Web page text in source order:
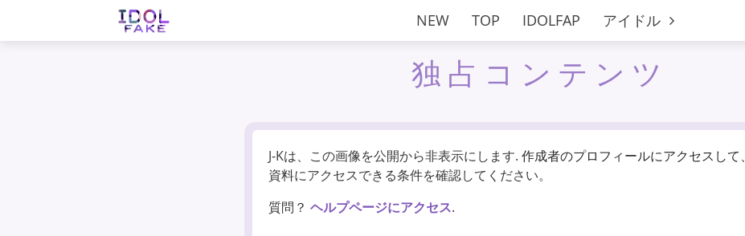
NEW TOP IDOLFAP アイドル
独占コンテンツ
J-Kは、この画像を公開から非表示にします. 作成者のプロフィールにアクセスして、
資料にアクセスできる条件を確認してください。
質問？ ヘルプページにアクセス.